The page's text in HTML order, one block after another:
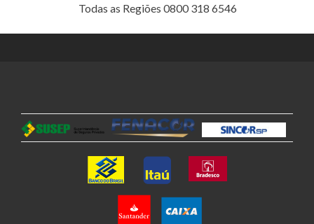
Todas as Regiões 0800 318 6546